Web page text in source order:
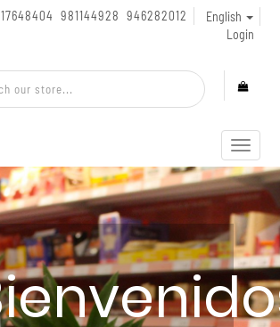
981144928 946282012
English
Login